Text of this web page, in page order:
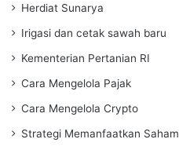
Herdiat Sunarya
Irigasi dan cetak sawah baru
Kementerian Pertanian RI
Cara Mengelola Pajak
Cara Mengelola Crypto
Strategi Memanfaatkan Saham